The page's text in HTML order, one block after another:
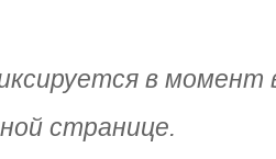
в
странице.